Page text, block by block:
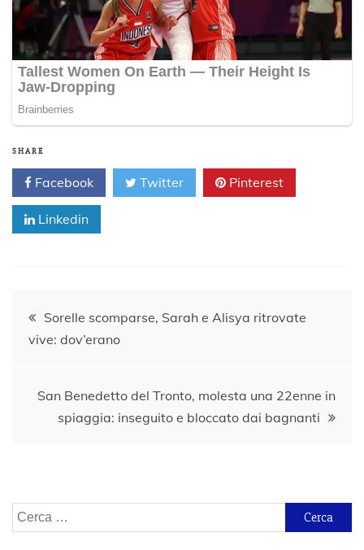
SHARE
Facebook Twitter Pinterest
Linkedin
Navigazione
articoli
Sorelle scomparse, Sarah e Alisya ritrovate
vive: dov’erano
San Benedetto del Tronto, molesta una 22enne in
spiaggia: inseguito e bloccato dai bagnanti
Ricerca
per: